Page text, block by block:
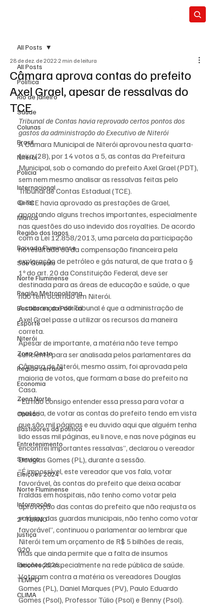
All Posts
Política
Rio de Janeiro
Saúde
Colunas
Brasil
Niterói
Polícia
Internacional
Geral
Maricá
Região dos lagos
Baixada Fluminense
São Gonçalo
Norte Fluminense
Região Metropolitana
Bastidores da Política
Esporte
Niterói
Zona Oeste
Região serrana
Economia
Zona Norte
Opinião
Bastidores da política
Entretenimento
Serviço
Eleições 2024
Norte Fluminense
Informação
2º TURNO
Justiça
G20
Eleições 2026
TEMPO
CLIMA
All Posts
Câmara aprova contas do prefeito
Axel Grael, apesar de ressalvas do
TCE
28 de dez. de 2022 2 min de leitura
Tribunal de Contas havia reprovado certos pontos dos
gastos da administração do Executivo de Niterói
A Câmara Municipal de Niterói aprovou nesta quarta-
feira (28), por 14 votos a 5, as contas da Prefeitura
Municipal, sob o comando do prefeito Axel Grael (PDT),
sem nem mesmo analisar as ressalvas feitas pelo
Tribunal de Contas Estadual (TCE).
O TCE havia aprovado as prestações de Grael,
apontando alguns trechos importantes, especialmente
nas questões do uso indevido dos royalties. De acordo
com a Lei 12.858/2013, uma parcela da participação
no resultado ou da compensação financeira pela
exploração de petróleo e gás natural, de que trata o §
1º do art. 20 da Constituição Federal, deve ser
destinada para as áreas de educação e saúde, o que
não tem ocorrido em Niterói.
A cobrança é do Tribunal é que a administração de
Axel Grael passe a utilizar os recursos da maneira
correta.
Apesar de importante, a matéria não teve tempo
suficiente para ser analisada pelos parlamentares da
Câmara de Niterói, mesmo assim, foi aprovada pela
maioria de votos, que formam a base do prefeito na
Casa.
“Eu não consigo entender essa pressa para votar a
matéria, de votar as contas do prefeito tendo em vista
que são mil páginas e eu duvido aqui que alguém tenha
lido essas mil páginas, eu li nove, e nas nove páginas eu
encontrei importantes ressalvas”, declarou o vereador
Douglas Gomes (PL), durante a sessão.
“É impossível, este vereador que vos fala, votar
favorável, às contas do prefeito que deixa acabar
fraldas em hospitais, não tenho como votar pela
aprovação das contas do prefeito que não reajusta os
salários das guardas municipais, não tenho como votar
favorável”, continuou o parlamentar ao lembrar que
Niterói tem um orçamento de R$ 5 bilhões de reais,
mas que ainda permite que a falta de insumos
aconteça, especialmente na rede pública de saúde.
Votaram contra a matéria os vereadores Douglas
Gomes (PL), Daniel Marques (PV), Paulo Eduardo
Gomes (Psol), Professor Túlio (Psol) e Benny (Psol).